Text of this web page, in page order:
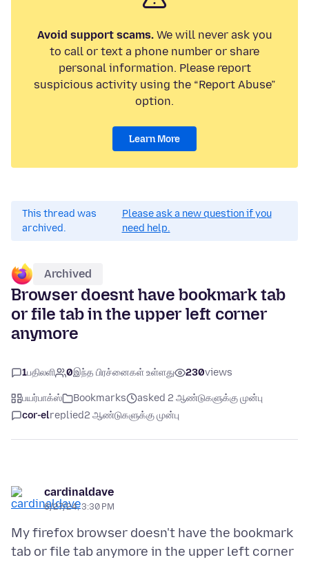
Avoid support scams.We will never ask you
to call or text a phone number or share
personal information. Please report
suspicious activity using the “Report Abuse”
option.
Learn More
This thread was
archived.
Please ask a new question if you
need help.
Archived
Browser doesnt have bookmark tab
or file tab in the upper left corner
anymore
1பதிலளி 0இந்த பிரச்னைகள் உள்ளது 230views
பயர்பாக்ஸ் Bookmarks
asked 2 ஆண்டுகளுக்கு முன்பு
cor-elreplied2 ஆண்டுகளுக்கு முன்பு
cardinaldave
6/27/24, 3:30 PM
My firefox browser doesn't have the bookmark